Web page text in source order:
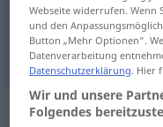
følelseskold
Webseite widerrufen. Wenn
und den
Button „Mehr Optionen“.
Datenverarbeitung
Datenschutzerklärung. Hier
Wir und unsere
Folgendes